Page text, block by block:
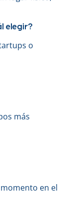
elegir?
o
más
en el